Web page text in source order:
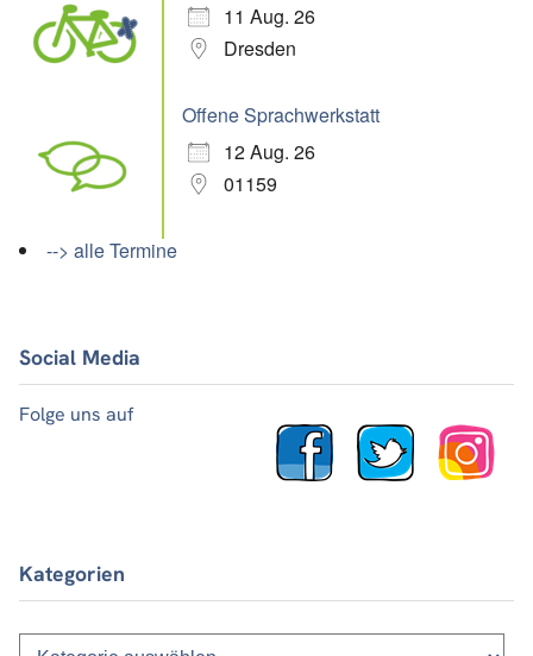
11 Aug. 26
Dresden
Offene Sprachwerkstatt
12 Aug. 26
01159
--> alle Termine
Social Media
Folge uns auf
Kategorien
Kategorien